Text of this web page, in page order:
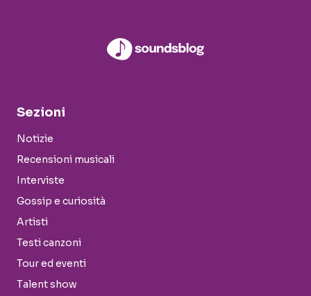
Sezioni
Notizie
Recensioni musicali
Interviste
Gossip e curiosità
Artisti
Testi canzoni
Tour ed eventi
Talent show